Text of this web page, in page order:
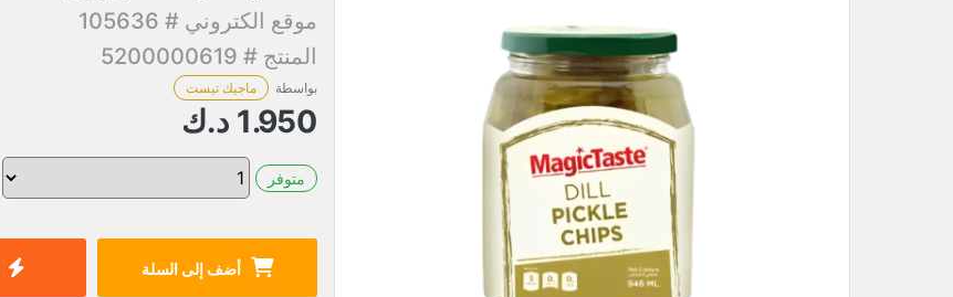
موقع الكتروني # 105636
المنتج # 5200000619
بواسطة ماجيك تيست
1.950 د.ك
متوفر
أضف إلى السلة